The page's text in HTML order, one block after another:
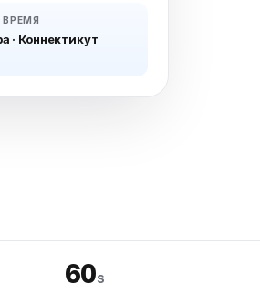
ВРЕМЯ
· Коннектикут
60s